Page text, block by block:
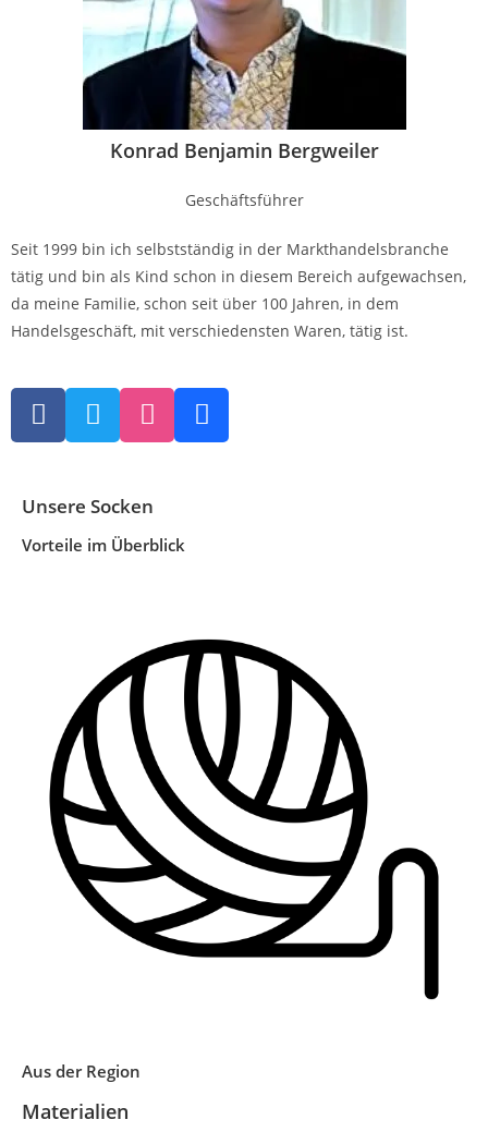
Konrad Benjamin Bergweiler
Geschäftsführer
Seit 1999 bin ich selbstständig in der Markthandelsbranche
tätig und bin als Kind schon in diesem Bereich aufgewachsen,
da meine Familie, schon seit über 100 Jahren, in dem
Handelsgeschäft, mit verschiedensten Waren, tätig ist.
Unsere Socken
Vorteile im Überblick
Aus der Region
Materialien